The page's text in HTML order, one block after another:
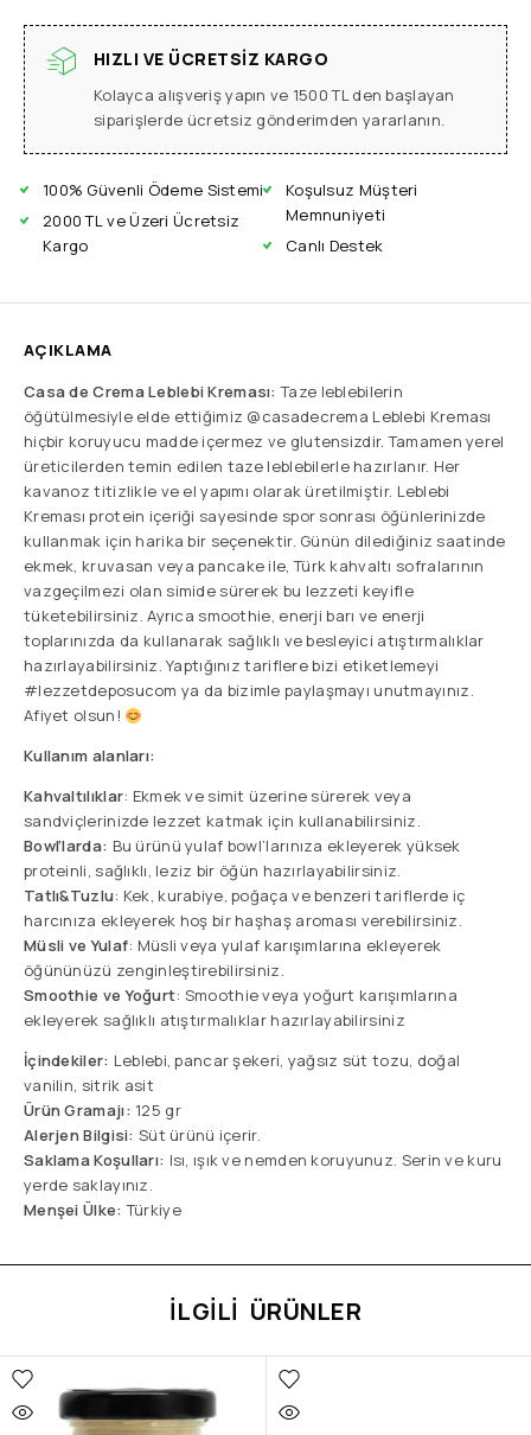
HIZLI VE ÜCRETSIZ KARGO
Kolayca alışveriş yapın ve 1500 TL den başlayan
siparişlerde ücretsiz gönderimden yararlanın.
100% Güvenli Ödeme Sistemi
2000 TL ve Üzeri Ücretsiz
Kargo
Koşulsuz Müşteri
Memnuniyeti
Canlı Destek
AÇIKLAMA
Casa de Crema Leblebi Kreması:Taze leblebilerin
öğütülmesiyle elde ettiğimiz @casadecrema Leblebi Kreması
hiçbir koruyucu madde içermez ve glutensizdir. Tamamen yerel
üreticilerden temin edilen taze leblebilerle hazırlanır. Her
kavanoz titizlikle ve el yapımı olarak üretilmiştir. Leblebi
Kreması protein içeriği sayesinde spor sonrası öğünlerinizde
kullanmak için harika bir seçenektir. Günün dilediğiniz saatinde
ekmek, kruvasan veya pancake ile, Türk kahvaltı sofralarının
vazgeçilmezi olan simide sürerek bu lezzeti keyifle
tüketebilirsiniz. Ayrıca smoothie, enerji barı ve enerji
toplarınızda da kullanarak sağlıklı ve besleyici atıştırmalıklar
hazırlayabilirsiniz. Yaptığınız tariflere bizi etiketlemeyi
#lezzetdeposucom ya da bizimle paylaşmayı unutmayınız.
Afiyet olsun!
Kullanım alanları:
Kahvaltılıklar: Ekmek ve simit üzerine sürerek veya
sandviçlerinizde lezzet katmak için kullanabilirsiniz.
Bowl’larda: Bu ürünü yulaf bowl’larınıza ekleyerek yüksek
proteinli, sağlıklı, leziz bir öğün hazırlayabilirsiniz.
Tatlı&Tuzlu: Kek, kurabiye, poğaça ve benzeri tariflerde iç
harcınıza ekleyerek hoş bir haşhaş aroması verebilirsiniz.
Müsli ve Yulaf: Müsli veya yulaf karışımlarına ekleyerek
öğününüzü zenginleştirebilirsiniz.
Smoothie ve Yoğurt: Smoothie veya yoğurt karışımlarına
ekleyerek sağlıklı atıştırmalıklar hazırlayabilirsiniz
İçindekiler: Leblebi, pancar şekeri, yağsız süt tozu, doğal
vanilin, sitrik asit
Ürün Gramajı: 125 gr
Alerjen Bilgisi: Süt ürünü içerir.
Saklama Koşulları: Isı, ışık ve nemden koruyunuz. Serin ve kuru
yerde saklayınız.
Menşei Ülke: Türkiye
İLGILI ÜRÜNLER